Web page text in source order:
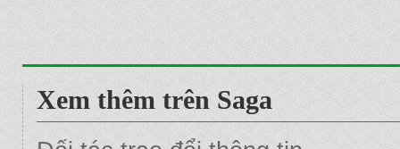
Xem thêm trên Saga